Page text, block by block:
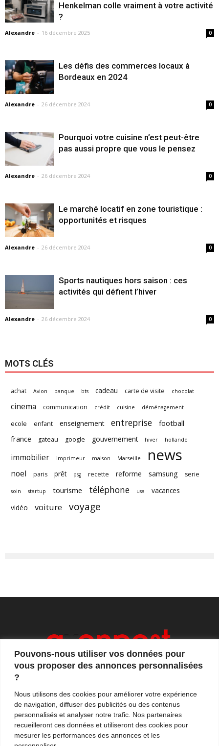
Pouvons-nous utiliser vos données pour
vous proposer des annonces personnalisées
?
Nous utilisons des cookies pour améliorer votre expérience
de navigation, diffuser des publicités ou des contenus
personnalisés et analyser notre trafic. Nos partenaires
recueilleront ces données et utiliseront des cookies pour
mesurer les performances des annonces et les
Henkelman colle vraiment à votre activité
?
Alexandre - 16 décembre 2025 0
Les défis des commerces locaux à
Bordeaux en 2024
Alexandre - 26 décembre 2024 0
Pourquoi votre cuisine n’est peut-être
pas aussi propre que vous le pensez
Alexandre - 26 décembre 2024 0
Le marché locatif en zone touristique :
opportunités et risques
Alexandre - 26 décembre 2024 0
Sports nautiques hors saison : ces
activités qui défient l’hiver
Alexandre - 26 décembre 2024 0
MOTS CLÉS
achat Avion banque bts cadeau carte de visite chocolat
cinema communication crédit cuisine déménagement
ecole enfant enseignement entreprise
football
france
gateau google gouvernement hiver hollande
immobilier imprimeur maison Marseille news
noel paris prêt psg recette reforme samsung serie
soin startup tourisme téléphone usa
vacances
vidéo
voiture voyage
et de tendances. Notre équipe de journalistes vous
propose quotidiennement de suivre l'actualité en
France et à l'international.
Contactez-nous:contact@axonpost.com